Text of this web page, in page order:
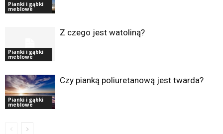
Pianki i gąbki
meblowe
Pianki i gąbki
meblowe
Z czego jest watoliną?
Pianki i gąbki
meblowe
Czy pianką poliuretanową jest twarda?